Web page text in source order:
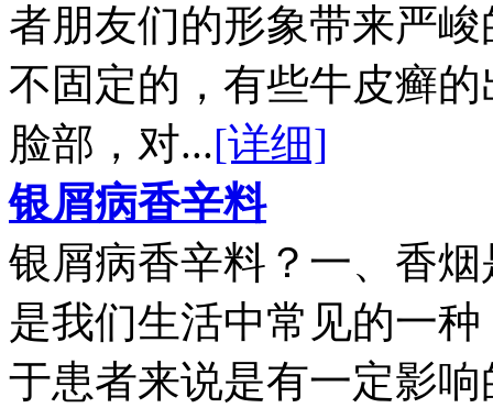
者朋友们的形象带来严
不固定的，有些牛皮癣
脸部，对...[详细]
银屑病香辛料
银屑病香辛料？一、香
是我们生活中常见的一
于患者来说是有一定影